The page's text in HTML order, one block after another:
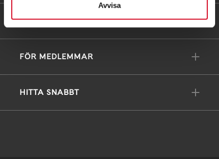
Avvisa
FÖRDJUPNING
FÖR MEDLEMMAR
HITTA SNABBT